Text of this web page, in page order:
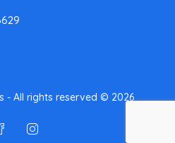
- All rights reserved © 2026